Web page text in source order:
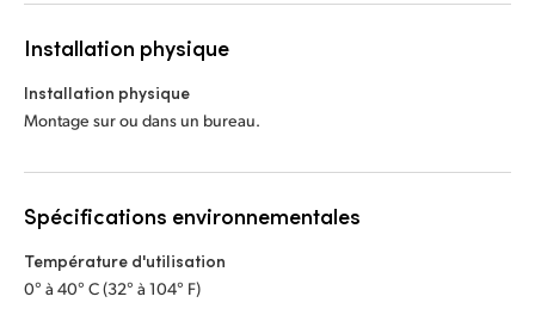
Installation physique
Installation physique
Montage sur ou dans un bureau.
Spécifications environnementales
Température d'utilisation
0° à 40° C (32° à 104° F)